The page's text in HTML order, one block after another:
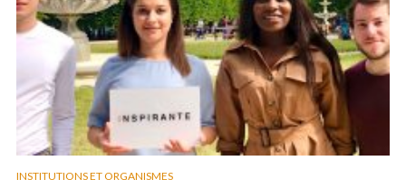
INSTITUTIONS ET ORGANISMES